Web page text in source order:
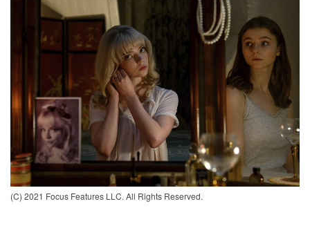
(C) 2021 Focus Features LLC. All Rights Reserved.